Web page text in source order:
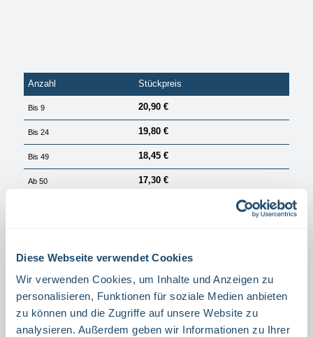
Diese Webseite verwendet Cookies
Wir verwenden Cookies, um Inhalte und Anzeigen zu
personalisieren, Funktionen für soziale Medien anbieten
zu können und die Zugriffe auf unsere Website zu
analysieren. Außerdem geben wir Informationen zu Ihrer
Anzahl Stückpreis
Bis9 20,90 €
Bis24 19,80 €
Bis49 18,45 €
Ab50 17,30 €
Größeauswählen
15 X 15 CM
20 X 20 CM
Winkel,- Fahnenschildauswählen
FAHNENSCHILD